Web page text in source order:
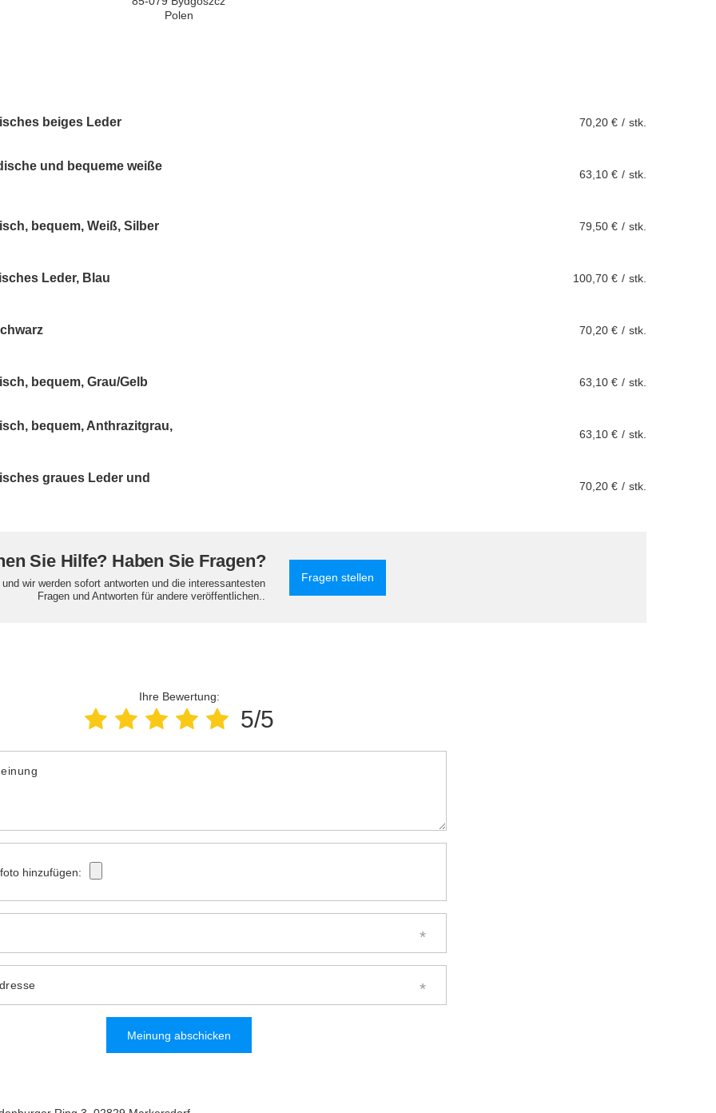
Polen
beiges Leder 70,20 € / stk.
und bequeme weiße
63,10 € / stk.
bequem, Weiß, Silber 79,50 € / stk.
Leder, Blau 100,70 € / stk.
70,20 € / stk.
bequem, Grau/Gelb 63,10 € / stk.
bequem, Anthrazitgrau,
63,10 € / stk.
graues Leder und
70,20 € / stk.
Sie Hilfe? Haben Sie Fragen?
wir werden sofort antworten und die interessantesten
Fragen und Antworten für andere veröffentlichen..
Fragen stellen
Ihre Bewertung:
5/5
hinzufügen:
Meinung abschicken